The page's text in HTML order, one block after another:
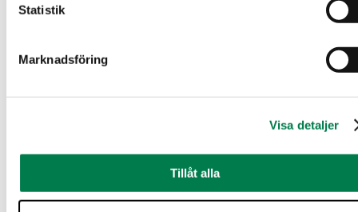
Statistik
Marknadsföring
Visa detaljer
Tillåt alla
(249.58 KB)